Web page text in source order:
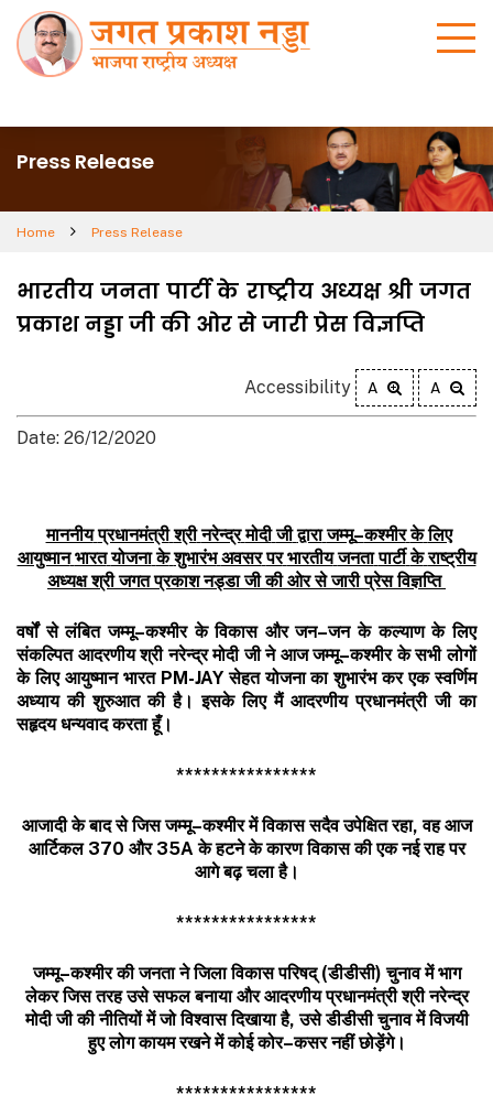
Press Release
Home Press Release
भारतीय जनता पार्टी के राष्ट्रीय अध्यक्ष श्री जगत
प्रकाश नड्डा जी की ओर से जारी प्रेस विज्ञप्ति
Accessibility A A
Date: 26/12/2020
माननीय प्रधानमंत्री श्री नरेन्द्र मोदी जी द्वारा जम्मू–कश्मीर के लिए
आयुष्मान भारत योजना के शुभारंभ अवसर पर भारतीय जनता पार्टी के राष्ट्रीय
अध्यक्ष श्री जगत प्रकाश नड्डा जी की ओर से जारी प्रेस विज्ञप्ति
वर्षों से लंबित जम्मू–कश्मीर के विकास और जन–जन के कल्याण के लिए
संकल्पित आदरणीय श्री नरेन्द्र मोदी जी ने आज जम्मू–कश्मीर के सभी लोगों
के लिए आयुष्मान भारतPM-JAYसेहत योजना का शुभारंभ कर एक स्वर्णिम
अध्याय की शुरुआत की है। इसके लिए मैं आदरणीय प्रधानमंत्री जी का
सहृदय धन्यवाद करता हूँ।
****************
आजादी के बाद से जिस जम्मू–कश्मीर में विकास सदैव उपेक्षित रहा,वह आज
आर्टिकल370 और35Aके हटने के कारण विकास की एक नई राह पर
आगे बढ़ चला है।
****************
जम्मू–कश्मीर की जनता ने जिला विकास परिषद्(डीडीसी)चुनाव में भाग
लेकर जिस तरह उसे सफल बनाया और आदरणीय प्रधानमंत्री श्री नरेन्द्र
मोदी जी की नीतियों में जो विश्वास दिखाया है,उसे डीडीसी चुनाव में विजयी
हुए लोग कायम रखने में कोई कोर–कसर नहीं छोड़ेंगे।
****************